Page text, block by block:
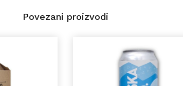
Povezani proizvodi